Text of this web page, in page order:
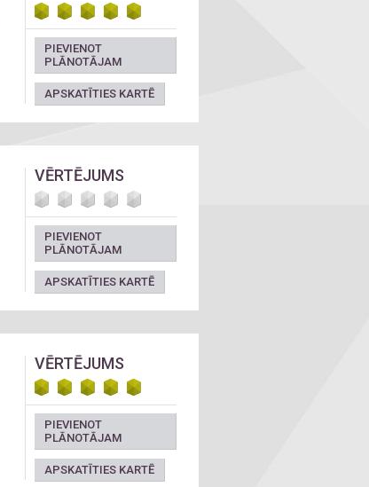
PIEVIENOT
PLĀNOTĀJAM
APSKATĪTIES KARTĒ
VĒRTĒJUMS
PIEVIENOT
PLĀNOTĀJAM
APSKATĪTIES KARTĒ
VĒRTĒJUMS
PIEVIENOT
PLĀNOTĀJAM
APSKATĪTIES KARTĒ